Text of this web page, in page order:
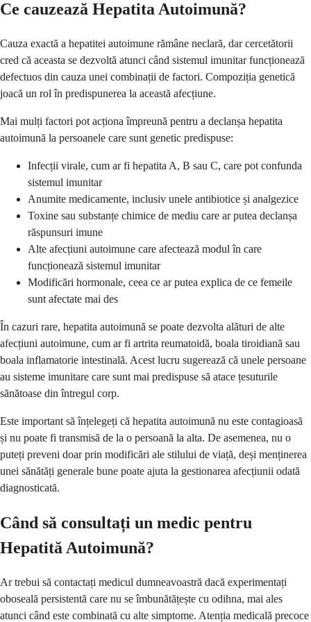
Ce cauzează Hepatita Autoimună?
Cauza exactă a hepatitei autoimune rămâne neclară, dar cercetătorii
cred că aceasta se dezvoltă atunci când sistemul imunitar funcționează
defectuos din cauza unei combinații de factori. Compoziția genetică
joacă un rol în predispunerea la această afecțiune.
Mai mulți factori pot acționa împreună pentru a declanșa hepatita
autoimună la persoanele care sunt genetic predispuse:
Infecții virale, cum ar fi hepatita A, B sau C, care pot confunda
sistemul imunitar
Anumite medicamente, inclusiv unele antibiotice și analgezice
Toxine sau substanțe chimice de mediu care ar putea declanșa
răspunsuri imune
Alte afecțiuni autoimune care afectează modul în care
funcționează sistemul imunitar
Modificări hormonale, ceea ce ar putea explica de ce femeile
sunt afectate mai des
În cazuri rare, hepatita autoimună se poate dezvolta alături de alte
afecțiuni autoimune, cum ar fi artrita reumatoidă, boala tiroidiană sau
boala inflamatorie intestinală. Acest lucru sugerează că unele persoane
au sisteme imunitare care sunt mai predispuse să atace țesuturile
sănătoase din întregul corp.
Este important să înțelegeți că hepatita autoimună nu este contagioasă
și nu poate fi transmisă de la o persoană la alta. De asemenea, nu o
puteți preveni doar prin modificări ale stilului de viață, deși menținerea
unei sănătăți generale bune poate ajuta la gestionarea afecțiunii odată
diagnosticată.
Când să consultați un medic pentru
Hepatită Autoimună?
Ar trebui să contactați medicul dumneavoastră dacă experimentați
oboseală persistentă care nu se îmbunătățește cu odihna, mai ales
atunci când este combinată cu alte simptome. Atenția medicală precoce